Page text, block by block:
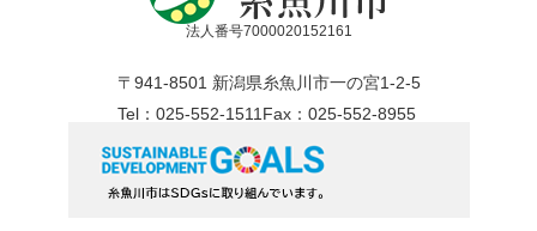
法人番号7000020152161
〒941-8501 新潟県糸魚川市一の宮1-2-5
Tel：025-552-1511 Fax：025-552-8955